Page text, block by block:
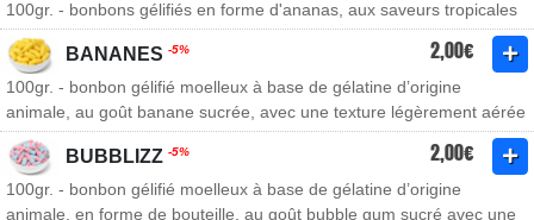
100gr. - bonbons gélifiés en forme d'ananas, aux saveurs tropicales
BANANES -5% 2,00€
100gr. - bonbon gélifié moelleux à base de gélatine d’origine
animale, au goût banane sucrée, avec une texture légèrement aérée
BUBBLIZZ -5% 2,00€
100gr. - bonbon gélifié moelleux à base de gélatine d’origine
animale, en forme de bouteille, au goût bubble gum sucré avec une